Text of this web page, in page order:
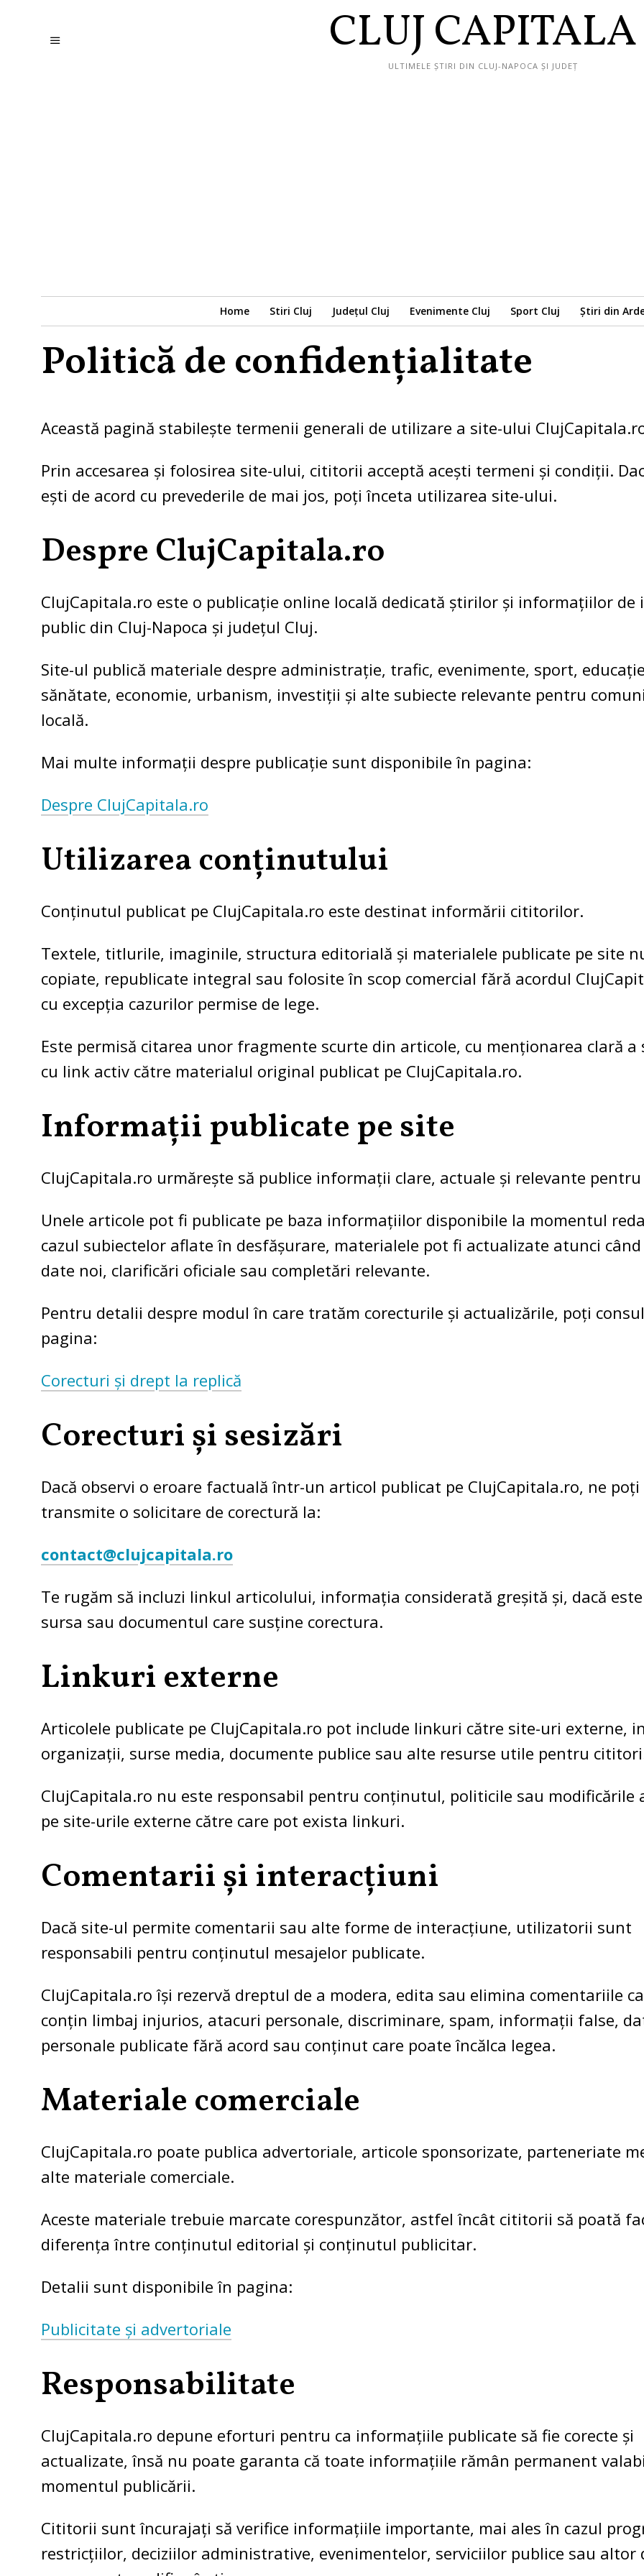
CLUJ CAPITALA
ULTIMELE ȘTIRI DIN CLUJ-NAPOCA ȘI JUDEȚ
Home Stiri Cluj Județul Cluj Evenimente Cluj Sport Cluj Știri din
Politică de confidențialitate
Această pagină stabilește termenii generali de utilizare a site-ului
Prin accesarea și folosirea site-ului, cititorii acceptă acești termeni și condiții.
ești de acord cu prevederile de mai jos, poți înceta utilizarea site-ului.
Despre ClujCapitala.ro
ClujCapitala.ro este o publicație online locală dedicată știrilor și informațiilor de
public din Cluj-Napoca și județul Cluj.
Site-ul publică materiale despre administrație, trafic, evenimente, sport,
sănătate, economie, urbanism, investiții și alte subiecte relevante pentru
locală.
Mai multe informații despre publicație sunt disponibile în pagina:
Despre ClujCapitala.ro
Utilizarea conținutului
Conținutul publicat pe ClujCapitala.ro este destinat informării cititorilor.
Textele, titlurile, imaginile, structura editorială și materialele publicate pe site
copiate, republicate integral sau folosite în scop comercial fără acordul
cu excepția cazurilor permise de lege.
Este permisă citarea unor fragmente scurte din articole, cu menționarea clară a
cu link activ către materialul original publicat pe ClujCapitala.ro.
Informații publicate pe site
ClujCapitala.ro urmărește să publice informații clare, actuale și relevante
Unele articole pot fi publicate pe baza informațiilor disponibile la momentul
cazul subiectelor aflate în desfășurare, materialele pot fi actualizate atunci
date noi, clarificări oficiale sau completări relevante.
Pentru detalii despre modul în care tratăm corecturile și actualizările, poți
pagina:
Corecturi și drept la replică
Corecturi și sesizări
Dacă observi o eroare factuală într-un articol publicat pe ClujCapitala.ro, ne poți
transmite o solicitare de corectură la:
contact@clujcapitala.ro
Te rugăm să incluzi linkul articolului, informația considerată greșită și, dacă
sursa sau documentul care susține corectura.
Linkuri externe
Articolele publicate pe ClujCapitala.ro pot include linkuri către site-uri externe,
organizații, surse media, documente publice sau alte resurse utile pentru
ClujCapitala.ro nu este responsabil pentru conținutul, politicile sau modificările
pe site-urile externe către care pot exista linkuri.
Comentarii și interacțiuni
Dacă site-ul permite comentarii sau alte forme de interacțiune, utilizatorii sunt
responsabili pentru conținutul mesajelor publicate.
ClujCapitala.ro își rezervă dreptul de a modera, edita sau elimina comentariile
conțin limbaj injurios, atacuri personale, discriminare, spam, informații false,
personale publicate fără acord sau conținut care poate încălca legea.
Materiale comerciale
ClujCapitala.ro poate publica advertoriale, articole sponsorizate, parteneriate
alte materiale comerciale.
Aceste materiale trebuie marcate corespunzător, astfel încât cititorii să poată
diferența între conținutul editorial și conținutul publicitar.
Detalii sunt disponibile în pagina:
Publicitate și advertoriale
Responsabilitate
ClujCapitala.ro depune eforturi pentru ca informațiile publicate să fie corecte și
actualizate, însă nu poate garanta că toate informațiile rămân permanent
momentul publicării.
Cititorii sunt încurajați să verifice informațiile importante, mai ales în cazul
restricțiilor, deciziilor administrative, evenimentelor, serviciilor publice sau altor